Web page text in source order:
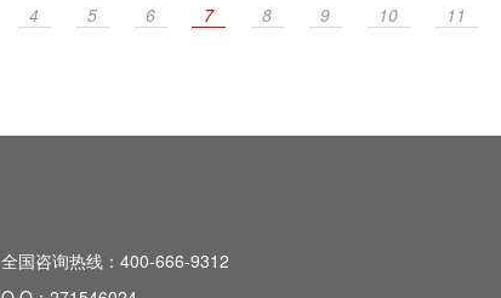
4 5 6 7 8 9 10 11
全国咨询热线：400-666-9312